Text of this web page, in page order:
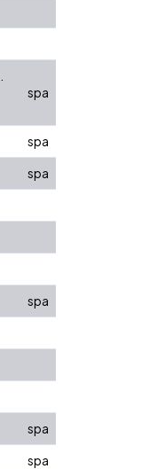
spa
spa
spa
spa
spa
spa